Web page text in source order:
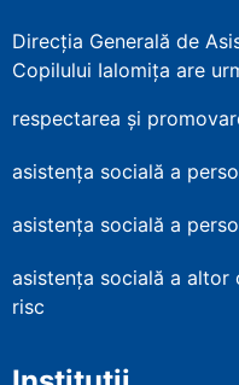
Direcția Generală de
Copilului Ialomița are
respectarea și
asistența socială a
asistența socială a
asistența socială a
risc